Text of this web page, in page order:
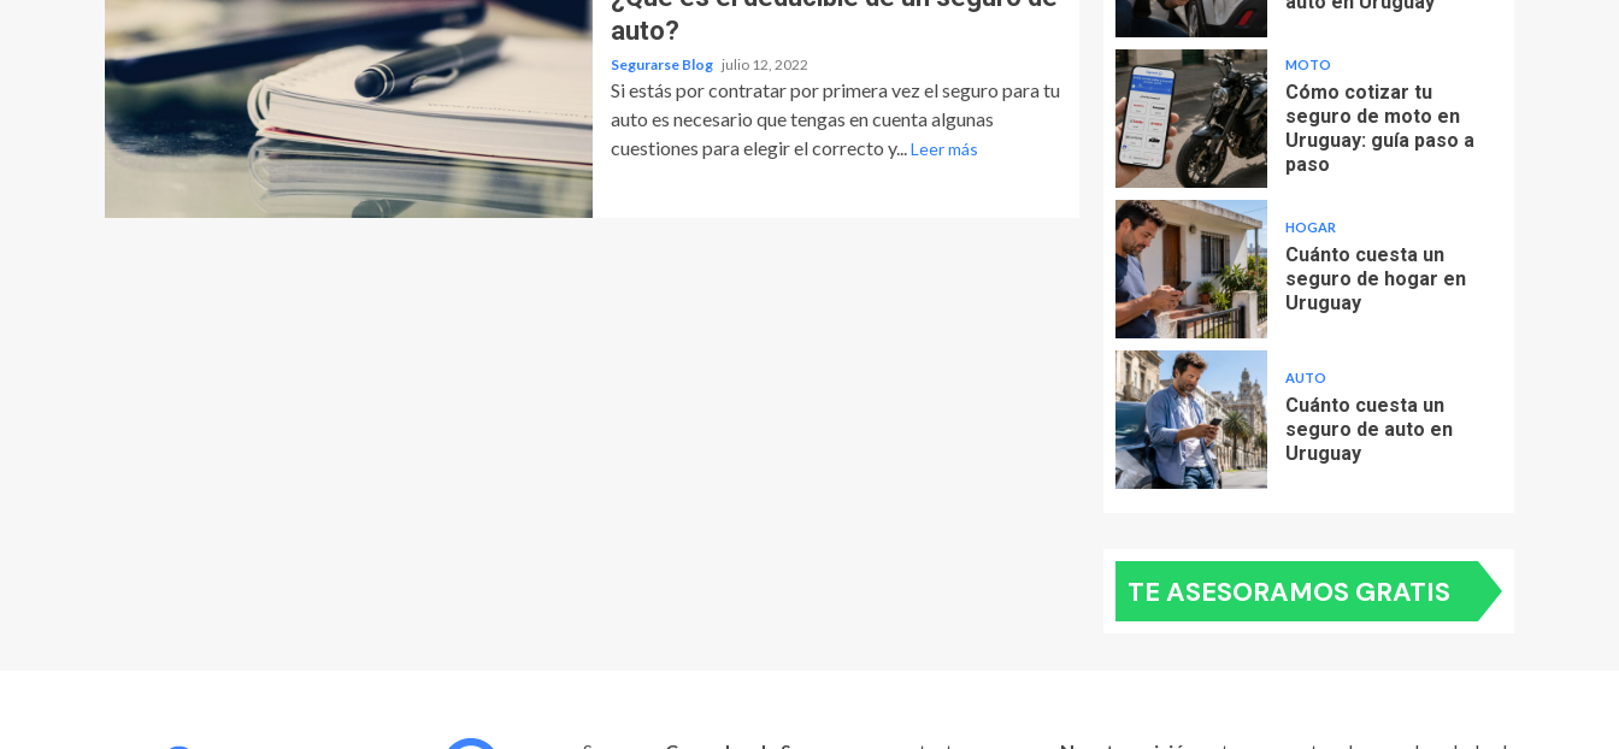
auto?
Segurarse Blog julio 12, 2022
Si estás por contratar por primera vez el seguro para tu
auto es necesario que tengas en cuenta algunas
cuestiones para elegir el correcto y... Leer más
MOTO
Cómo cotizar tu
seguro de moto en
Uruguay: guía paso a
paso
HOGAR
Cuánto cuesta un
seguro de hogar en
Uruguay
AUTO
Cuánto cuesta un
seguro de auto en
Uruguay
TE ASESORAMOS GRATIS